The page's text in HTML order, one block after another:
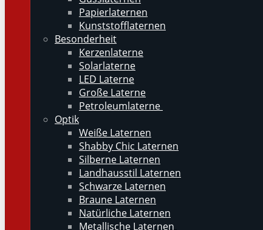
Papierlaternen
Kunststofflaternen
Besonderheit
Kerzenlaterne
Solarlaterne
LED Laterne
Große Laterne
Petroleumlaterne
Optik
Weiße Laternen
Shabby Chic Laternen
Silberne Laternen
Landhausstil Laternen
Schwarze Laternen
Braune Laternen
Natürliche Laternen
Metallische Laternen